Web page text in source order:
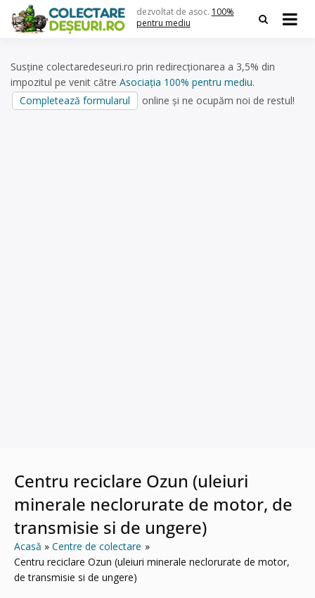
content
dezvoltat de asoc. 100%
pentru mediu
Susține colectaredeseuri.ro prin redirecționarea a 3,5% din
impozitul pe venit către Asociația 100% pentru mediu.
Completează formularul
online și ne ocupăm noi de restul!
Centru reciclare Ozun (uleiuri
minerale neclorurate de motor, de
transmisie si de ungere)
Acasă
Centre de colectare
Centru reciclare Ozun (uleiuri minerale neclorurate de motor,
de transmisie si de ungere)